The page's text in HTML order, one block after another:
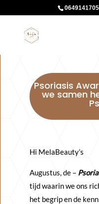
0649141705
Psoriasis
we samen
Hi MelaBeauty’s
Augustus, de –
tijd waarin we ons
het begrip en de